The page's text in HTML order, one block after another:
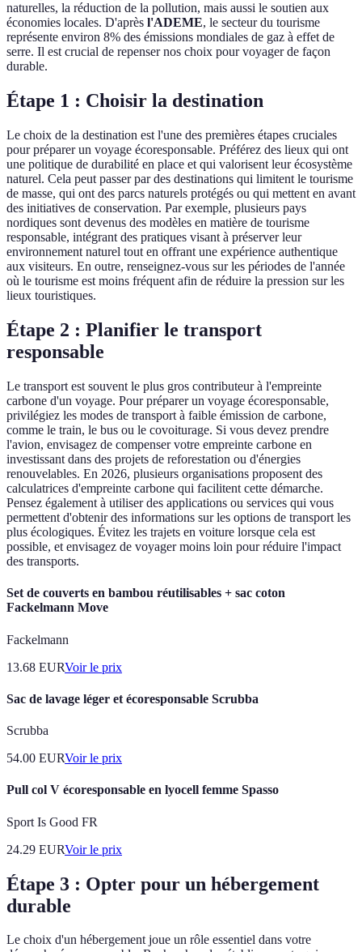
naturelles, la réduction de la pollution, mais aussi le soutien aux
économies locales. D'après l'ADEME, le secteur du tourisme
représente environ 8% des émissions mondiales de gaz à effet de
serre. Il est crucial de repenser nos choix pour voyager de façon
durable.
Étape 1 : Choisir la destination
Le choix de la destination est l'une des premières étapes cruciales
pour préparer un voyage écoresponsable. Préférez des lieux qui ont
une politique de durabilité en place et qui valorisent leur écosystème
naturel. Cela peut passer par des destinations qui limitent le tourisme
de masse, qui ont des parcs naturels protégés ou qui mettent en avant
des initiatives de conservation. Par exemple, plusieurs pays
nordiques sont devenus des modèles en matière de tourisme
responsable, intégrant des pratiques visant à préserver leur
environnement naturel tout en offrant une expérience authentique
aux visiteurs. En outre, renseignez-vous sur les périodes de l'année
où le tourisme est moins fréquent afin de réduire la pression sur les
lieux touristiques.
Étape 2 : Planifier le transport
responsable
Le transport est souvent le plus gros contributeur à l'empreinte
carbone d'un voyage. Pour préparer un voyage écoresponsable,
privilégiez les modes de transport à faible émission de carbone,
comme le train, le bus ou le covoiturage. Si vous devez prendre
l'avion, envisagez de compenser votre empreinte carbone en
investissant dans des projets de reforestation ou d'énergies
renouvelables. En 2026, plusieurs organisations proposent des
calculatrices d'empreinte carbone qui facilitent cette démarche.
Pensez également à utiliser des applications ou services qui vous
permettent d'obtenir des informations sur les options de transport les
plus écologiques. Évitez les trajets en voiture lorsque cela est
possible, et envisagez de voyager moins loin pour réduire l'impact
des transports.
Set de couverts en bambou réutilisables + sac coton
Fackelmann Move
Fackelmann
13.68 EURVoir le prix
Sac de lavage léger et écoresponsable Scrubba
Scrubba
54.00 EURVoir le prix
Pull col V écoresponsable en lyocell femme Spasso
Sport Is Good FR
24.29 EURVoir le prix
Étape 3 : Opter pour un hébergement
durable
Le choix d'un hébergement joue un rôle essentiel dans votre